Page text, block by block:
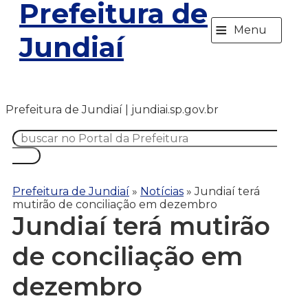
Prefeitura de
Jundiaí
≡ Menu
Prefeitura de Jundiaí | jundiai.sp.gov.br
Prefeitura de Jundiaí » Notícias »Jundiaí terá
mutirão de conciliação em dezembro
Jundiaí terá mutirão
de conciliação em
dezembro